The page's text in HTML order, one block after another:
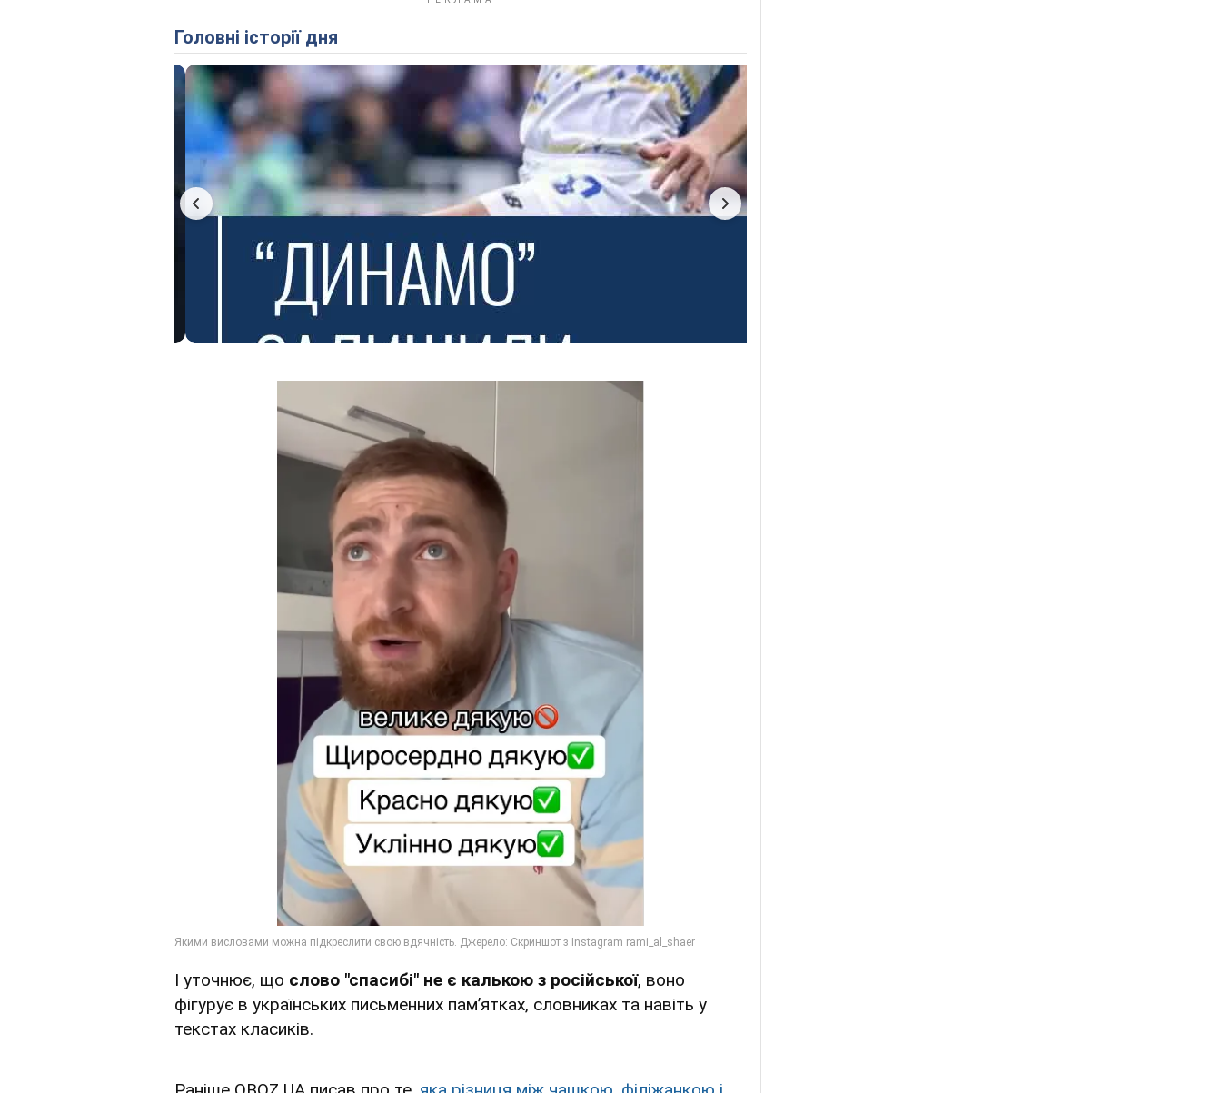
Головні історії дня
І уточнює, що слово "спасибі" не є калькою з російської, воно
фігурує в українських письменних пам’ятках, словниках та навіть у
текстах класиків.